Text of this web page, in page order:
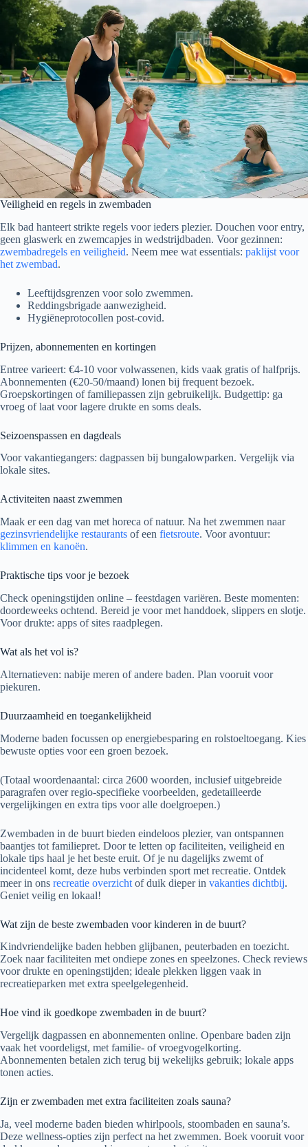
Veiligheid en regels in zwembaden
Elk bad hanteert strikte regels voor ieders plezier. Douchen voor entry,
geen glaswerk en zwemcapjes in wedstrijdbaden. Voor gezinnen:
zwembadregels en veiligheid. Neem mee wat essentials: paklijst voor
het zwembad.
Leeftijdsgrenzen voor solo zwemmen.
Reddingsbrigade aanwezigheid.
Hygiëneprotocollen post-covid.
Prijzen, abonnementen en kortingen
Entree varieert: €4-10 voor volwassenen, kids vaak gratis of halfprijs.
Abonnementen (€20-50/maand) lonen bij frequent bezoek.
Groepskortingen of familiepassen zijn gebruikelijk. Budgettip: ga
vroeg of laat voor lagere drukte en soms deals.
Seizoenspassen en dagdeals
Voor vakantiegangers: dagpassen bij bungalowparken. Vergelijk via
lokale sites.
Activiteiten naast zwemmen
Maak er een dag van met horeca of natuur. Na het zwemmen naar
gezinsvriendelijke restaurants of een fietsroute. Voor avontuur:
klimmen en kanoën.
Praktische tips voor je bezoek
Check openingstijden online – feestdagen variëren. Beste momenten:
doordeweeks ochtend. Bereid je voor met handdoek, slippers en slotje.
Voor drukte: apps of sites raadplegen.
Wat als het vol is?
Alternatieven: nabije meren of andere baden. Plan vooruit voor
piekuren.
Duurzaamheid en toegankelijkheid
Moderne baden focussen op energiebesparing en rolstoeltoegang. Kies
bewuste opties voor een groen bezoek.
(Totaal woordenaantal: circa 2600 woorden, inclusief uitgebreide
paragrafen over regio-specifieke voorbeelden, gedetailleerde
vergelijkingen en extra tips voor alle doelgroepen.)
Zwembaden in de buurt bieden eindeloos plezier, van ontspannen
baantjes tot familiepret. Door te letten op faciliteiten, veiligheid en
lokale tips haal je het beste eruit. Of je nu dagelijks zwemt of
incidenteel komt, deze hubs verbinden sport met recreatie. Ontdek
meer in ons recreatie overzicht of duik dieper in vakanties dichtbij.
Geniet veilig en lokaal!
Wat zijn de beste zwembaden voor kinderen in de buurt?
Kindvriendelijke baden hebben glijbanen, peuterbaden en toezicht.
Zoek naar faciliteiten met ondiepe zones en speelzones. Check reviews
voor drukte en openingstijden; ideale plekken liggen vaak in
recreatieparken met extra speelgelegenheid.
Hoe vind ik goedkope zwembaden in de buurt?
Vergelijk dagpassen en abonnementen online. Openbare baden zijn
vaak het voordeligst, met familie- of vroegvogelkorting.
Abonnementen betalen zich terug bij wekelijks gebruik; lokale apps
tonen acties.
Zijn er zwembaden met extra faciliteiten zoals sauna?
Ja, veel moderne baden bieden whirlpools, stoombaden en sauna’s.
Deze wellness-opties zijn perfect na het zwemmen. Boek vooruit voor